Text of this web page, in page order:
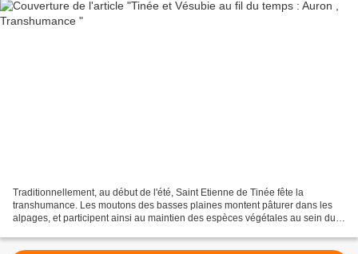
Traditionnellement, au début de l'été, Saint Etienne de Tinée fête la
transhumance. Les moutons des basses plaines montent pâturer dans les
alpages, et participent ainsi au maintien des espèces végétales au sein du